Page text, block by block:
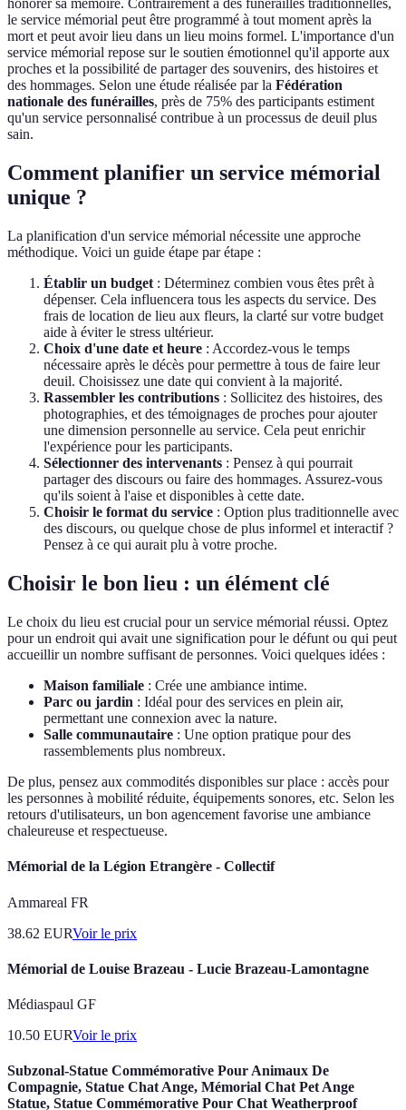
honorer sa mémoire. Contrairement à des funérailles traditionnelles,
le service mémorial peut être programmé à tout moment après la
mort et peut avoir lieu dans un lieu moins formel. L'importance d'un
service mémorial repose sur le soutien émotionnel qu'il apporte aux
proches et la possibilité de partager des souvenirs, des histoires et
des hommages. Selon une étude réalisée par la Fédération
nationale des funérailles, près de 75% des participants estiment
qu'un service personnalisé contribue à un processus de deuil plus
sain.
Comment planifier un service mémorial
unique ?
La planification d'un service mémorial nécessite une approche
méthodique. Voici un guide étape par étape :
Établir un budget : Déterminez combien vous êtes prêt à
dépenser. Cela influencera tous les aspects du service. Des
frais de location de lieu aux fleurs, la clarté sur votre budget
aide à éviter le stress ultérieur.
Choix d'une date et heure : Accordez-vous le temps
nécessaire après le décès pour permettre à tous de faire leur
deuil. Choisissez une date qui convient à la majorité.
Rassembler les contributions : Sollicitez des histoires, des
photographies, et des témoignages de proches pour ajouter
une dimension personnelle au service. Cela peut enrichir
l'expérience pour les participants.
Sélectionner des intervenants : Pensez à qui pourrait
partager des discours ou faire des hommages. Assurez-vous
qu'ils soient à l'aise et disponibles à cette date.
Choisir le format du service : Option plus traditionnelle avec
des discours, ou quelque chose de plus informel et interactif ?
Pensez à ce qui aurait plu à votre proche.
Choisir le bon lieu : un élément clé
Le choix du lieu est crucial pour un service mémorial réussi. Optez
pour un endroit qui avait une signification pour le défunt ou qui peut
accueillir un nombre suffisant de personnes. Voici quelques idées :
Maison familiale : Crée une ambiance intime.
Parc ou jardin : Idéal pour des services en plein air,
permettant une connexion avec la nature.
Salle communautaire : Une option pratique pour des
rassemblements plus nombreux.
De plus, pensez aux commodités disponibles sur place : accès pour
les personnes à mobilité réduite, équipements sonores, etc. Selon les
retours d'utilisateurs, un bon agencement favorise une ambiance
chaleureuse et respectueuse.
Mémorial de la Légion Etrangère - Collectif
Ammareal FR
38.62 EURVoir le prix
Mémorial de Louise Brazeau - Lucie Brazeau-Lamontagne
Médiaspaul GF
10.50 EURVoir le prix
Subzonal-Statue Commémorative Pour Animaux De
Compagnie, Statue Chat Ange, Mémorial Chat Pet Ange
Statue, Statue Commémorative Pour Chat Weatherproof